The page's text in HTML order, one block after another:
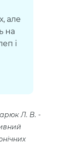
але
на
і
Л. В.